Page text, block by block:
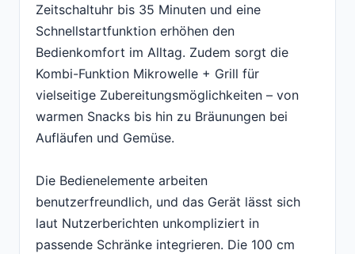
Zeitschaltuhr bis 35 Minuten und eine
Schnellstartfunktion erhöhen den
Bedienkomfort im Alltag. Zudem sorgt die
Kombi-Funktion Mikrowelle + Grill für
vielseitige Zubereitungsmöglichkeiten – von
warmen Snacks bis hin zu Bräunungen bei
Aufläufen und Gemüse.
Die Bedienelemente arbeiten
benutzerfreundlich, und das Gerät lässt sich
laut Nutzerberichten unkompliziert in
passende Schränke integrieren. Die 100 cm